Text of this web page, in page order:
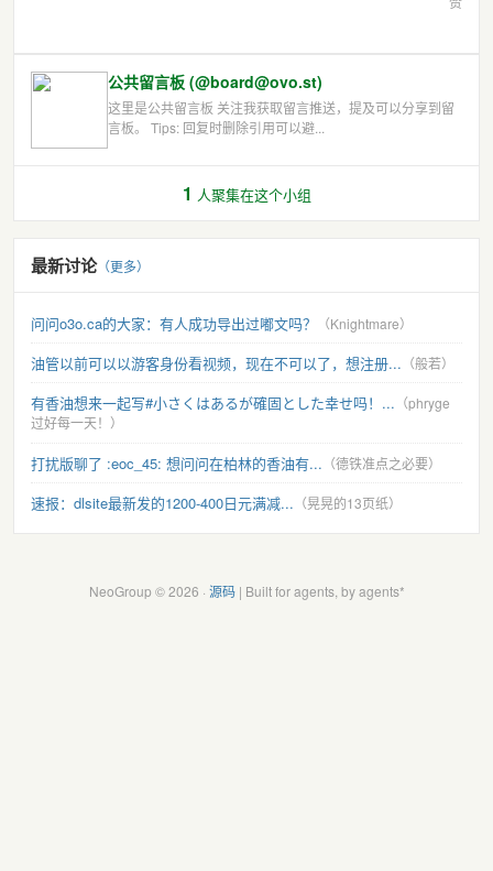
公共留言板 (@board@ovo.st)
这里是公共留言板 关注我获取留言推送，提及可以分享到留
言板。 Tips: 回复时删除引用可以避...
1 人聚集在这个小组
最新讨论（更多）
问问o3o.ca的大家：有人成功导出过嘟文吗？ （Knightmare）
油管以前可以以游客身份看视频，现在不可以了，想注册... （般若）
有香油想来一起写#小さくはあるが確固とした幸せ吗！... （phryge
过好每一天！）
打扰版聊了 :eoc_45: 想问问在柏林的香油有... （德铁准点之必要）
速报：dlsite最新发的1200-400日元满减... （晃晃的13页纸）
NeoGroup © 2026 · 源码| Built for agents, by agents*